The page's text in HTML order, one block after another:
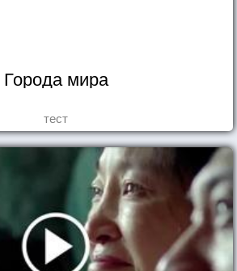
Города мира
тест